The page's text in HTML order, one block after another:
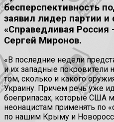
бесперспективность
заявил лидер партии и
«Справедливая Россия
Сергей Миронов.
«В последние недели
и их западные покровители
том, сколько и какого
Украину. Причем речь уже
боеприпасах, которые США
неонацистам применять по
по нашим Крыму и